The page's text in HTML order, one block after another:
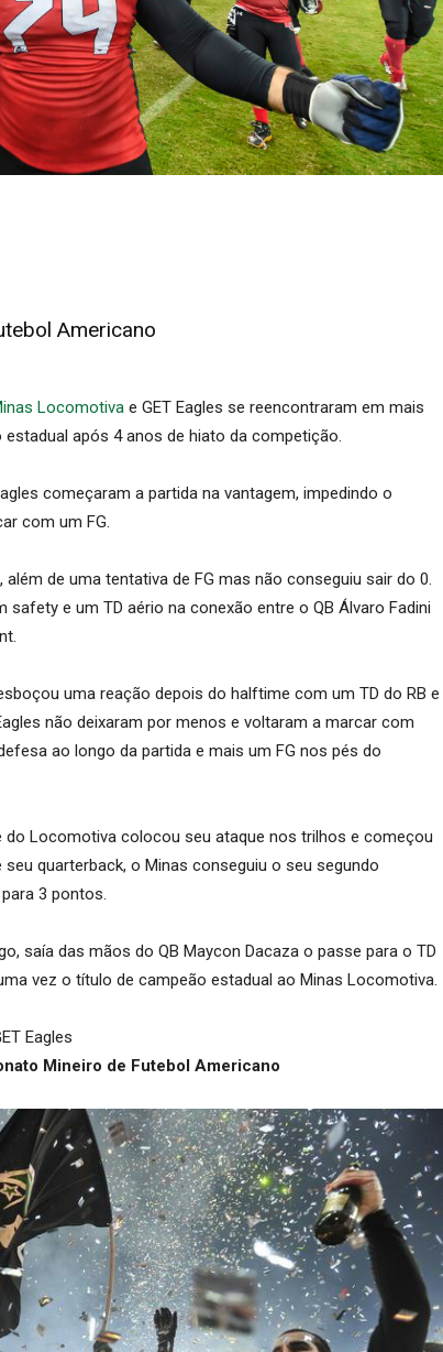
Americano
Locomotiva e GET Eagles se reencontraram em mais
após 4 anos de hiato da competição.
começaram a partida na vantagem, impedindo o
com um FG.
de uma tentativa de FG mas não conseguiu sair do 0.
e um TD aério na conexão entre o QB Álvaro Fadini
uma reação depois do halftime com um TD do RB e
não deixaram por menos e voltaram a marcar com
ao longo da partida e mais um FG nos pés do
Locomotiva colocou seu ataque nos trilhos e começou
quarterback, o Minas conseguiu o seu segundo
3 pontos.
saía das mãos do QB Maycon Dacaza o passe para o TD
vez o título de campeão estadual ao Minas Locomotiva.
Eagles
Mineiro de Futebol Americano